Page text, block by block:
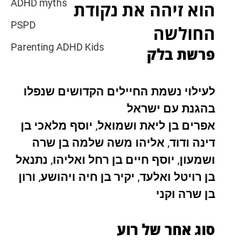
ADHD myths
PSPD
Parenting ADHD Kids
הוא זיהה את נקודת
החולשה
פרשת בלק
לעילוי נשמת החיילים הקדושים שנפלו
בהגנת עם ישראל
אפרים בן ליאת ושמואל, יוסף מלאכי בן
דינה ודוד, אליהו משה שלמה בן שרה
ושמעון, יוסף חיים בן רחל ואליהו, נתנאל
בן רויטל ואלעד, יקיר בן חיה ויהושע, ורון
בן שרה וקני
סוג אחר של רוע